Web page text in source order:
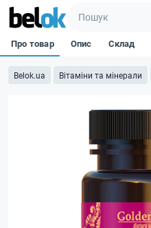
Belok.ua Вітаміни та мінерали
Про товар Опис Склад